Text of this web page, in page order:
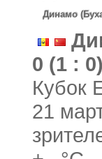
Динамо
0 (1 : 0)
Кубок
21